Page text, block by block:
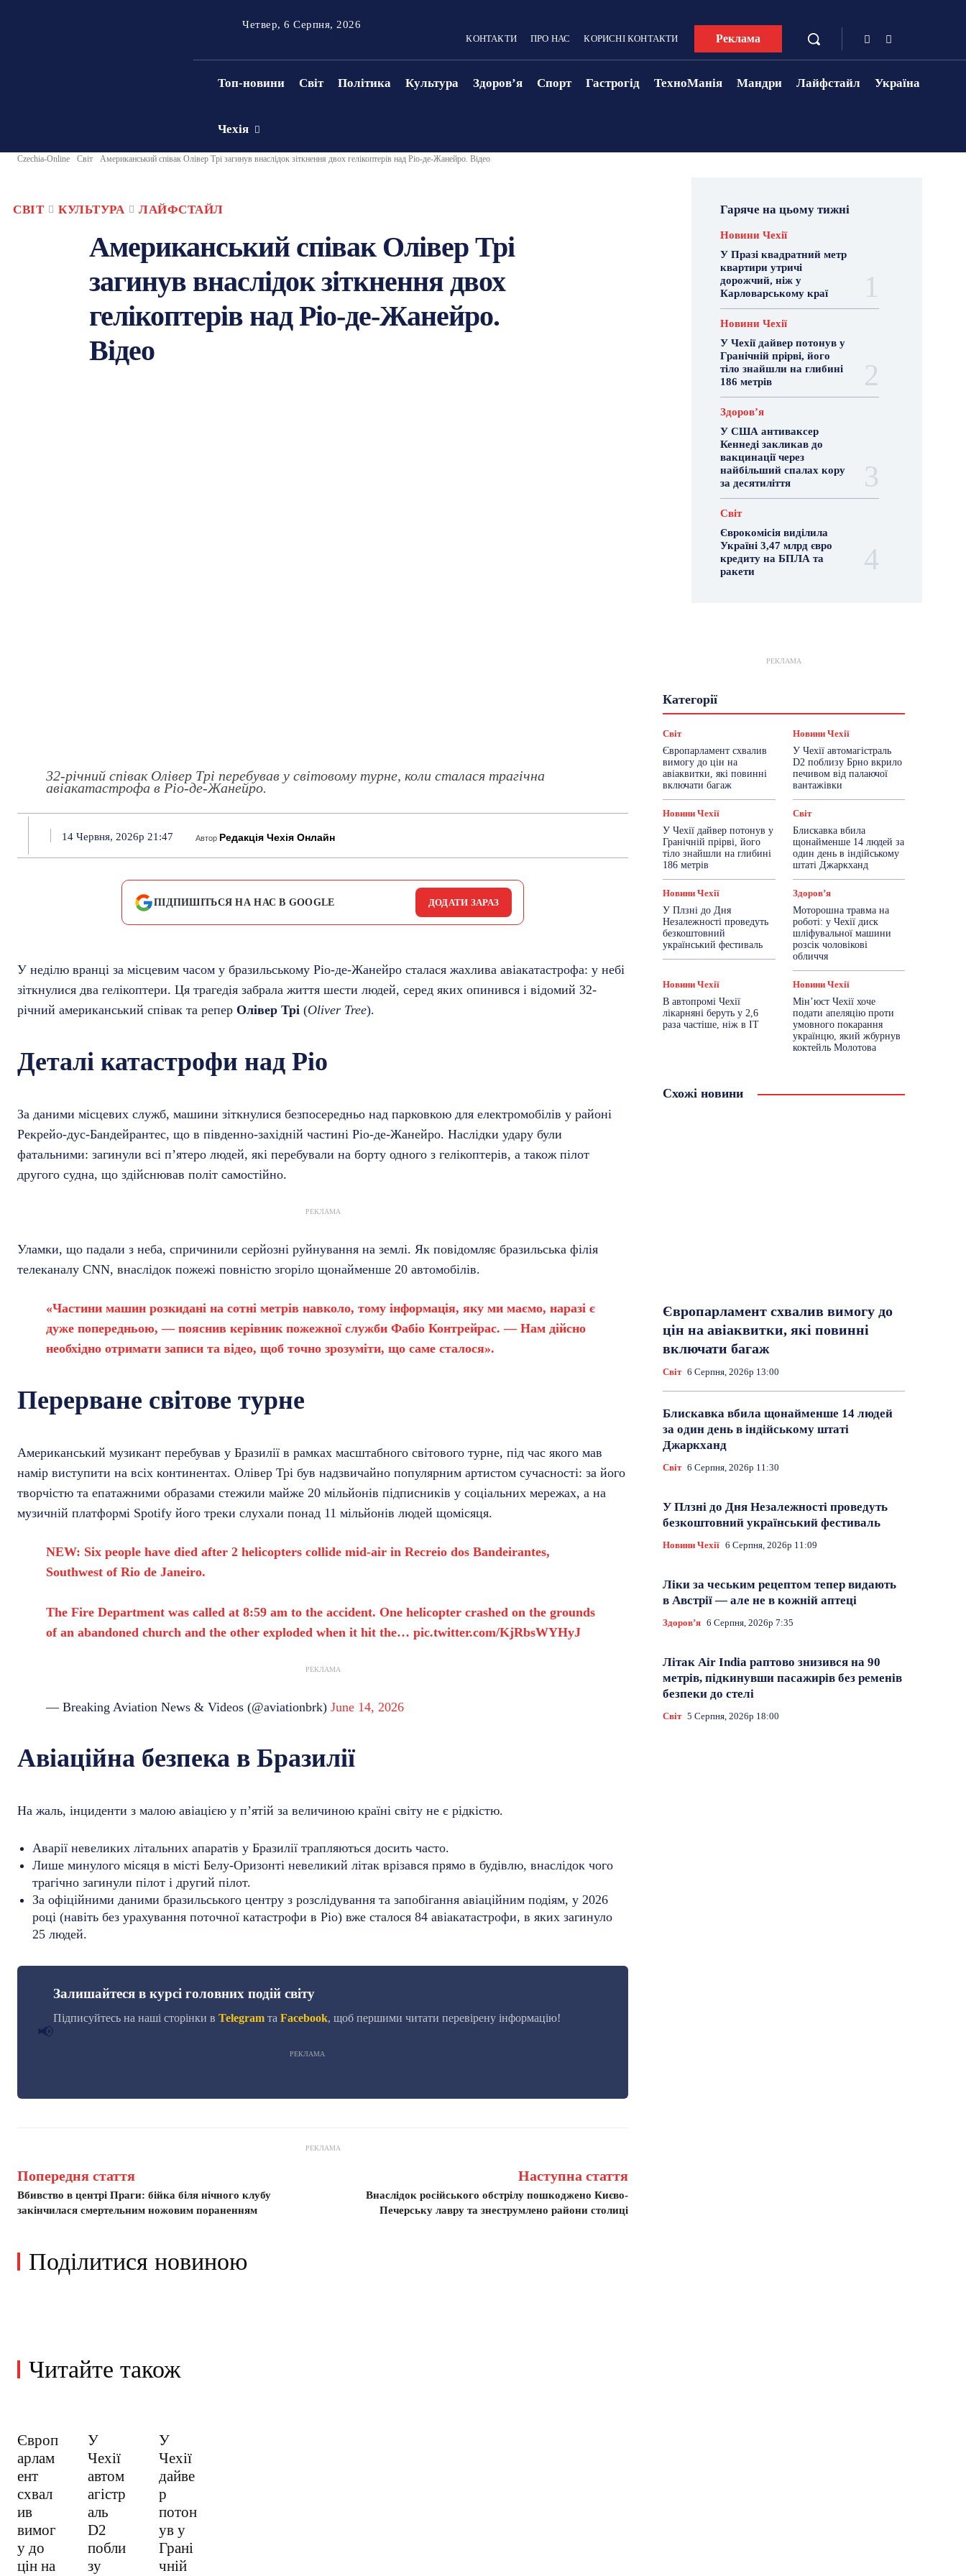
Четвер, 6 Серпня, 2026
КОНТАКТИ ПРО НАС КОРИСНІ КОНТАКТИ Реклама
Топ-новини Світ Політика Культура Здоровʼя Спорт Гастрогід ТехноМанія Мандри Лайфстайл Україна
Чехія
Czechia-Online Світ Американський співак Олівер Трі загинув внаслідок зіткнення двох гелікоптерів над Ріо-де-Жанейро. Відео
СВІТ КУЛЬТУРА ЛАЙФСТАЙЛ
Американський співак Олівер Трі
загинув внаслідок зіткнення двох
гелікоптерів над Ріо-де-Жанейро.
Відео
32-річний співак Олівер Трі перебував у світовому турне, коли сталася трагічна
авіакатастрофа в Ріо-де-Жанейро.
14 Червня, 2026р 21:47 Автор Редакція Чехія Онлайн
ПІДПИШІТЬСЯ НА НАС В GOOGLE ДОДАТИ ЗАРАЗ
У неділю вранці за місцевим часом у бразильському Ріо-де-Жанейро сталася жахлива авіакатастрофа: у небі
зіткнулися два гелікоптери. Ця трагедія забрала життя шести людей, серед яких опинився і відомий 32-
річний американський співак та репер Олівер Трі (Oliver Tree).
Деталі катастрофи над Ріо
За даними місцевих служб, машини зіткнулися безпосередньо над парковкою для електромобілів у районі
Рекрейо-дус-Бандейрантес, що в південно-західній частині Ріо-де-Жанейро. Наслідки удару були
фатальними: загинули всі п’ятеро людей, які перебували на борту одного з гелікоптерів, а також пілот
другого судна, що здійснював політ самостійно.
РЕКЛАМА
Уламки, що падали з неба, спричинили серйозні руйнування на землі. Як повідомляє бразильська філія
телеканалу CNN, внаслідок пожежі повністю згоріло щонайменше 20 автомобілів.
«Частини машин розкидані на сотні метрів навколо, тому інформація, яку ми маємо, наразі є
дуже попередньою, — пояснив керівник пожежної служби Фабіо Контрейрас. — Нам дійсно
необхідно отримати записи та відео, щоб точно зрозуміти, що саме сталося».
Перерване світове турне
Американський музикант перебував у Бразилії в рамках масштабного світового турне, під час якого мав
намір виступити на всіх континентах. Олівер Трі був надзвичайно популярним артистом сучасності: за його
творчістю та епатажними образами стежили майже 20 мільйонів підписників у соціальних мережах, а на
музичній платформі Spotify його треки слухали понад 11 мільйонів людей щомісяця.
NEW: Six people have died after 2 helicopters collide mid-air in Recreio dos Bandeirantes,
Southwest of Rio de Janeiro.
The Fire Department was called at 8:59 am to the accident. One helicopter crashed on the grounds
of an abandoned church and the other exploded when it hit the… pic.twitter.com/KjRbsWYHyJ
РЕКЛАМА
— Breaking Aviation News & Videos (@aviationbrk) June 14, 2026
Авіаційна безпека в Бразилії
На жаль, інциденти з малою авіацією у п’ятій за величиною країні світу не є рідкістю.
Аварії невеликих літальних апаратів у Бразилії трапляються досить часто.
Лише минулого місяця в місті Белу-Оризонті невеликий літак врізався прямо в будівлю, внаслідок чого
трагічно загинули пілот і другий пілот.
За офіційними даними бразильського центру з розслідування та запобігання авіаційним подіям, у 2026
році (навіть без урахування поточної катастрофи в Ріо) вже сталося 84 авіакатастрофи, в яких загинуло
25 людей.
📢
Залишайтеся в курсі головних подій світу
Підписуйтесь на наші сторінки в Telegram та Facebook, щоб першими читати перевірену інформацію!
РЕКЛАМА
РЕКЛАМА
Попередня стаття
Вбивство в центрі Праги: бійка біля нічного клубу
закінчилася смертельним ножовим пораненням
Наступна стаття
Внаслідок російського обстрілу пошкоджено Києво-
Печерську лавру та знеструмлено райони столиці
Поділитися новиною
Читайте також
Європ
арлам
ент
схвал
ив
вимог
у до
цін на
У
Чехії
автом
агістр
аль
D2
побли
зу
У
Чехії
дайве
р
потон
ув у
Грані
чній
Гаряче на цьому тижні
Новини Чехії
У Празі квадратний метр
квартири утричі
дорожчий, ніж у
Карловарському краї
Новини Чехії
У Чехії дайвер потонув у
Гранічній прірві, його
тіло знайшли на глибині
186 метрів
Здоровʼя
У США антиваксер
Кеннеді закликав до
вакцинації через
найбільший спалах кору
за десятиліття
Світ
Єврокомісія виділила
Україні 3,47 млрд євро
кредиту на БПЛА та
ракети
РЕКЛАМА
КатегоріїГастрогід
Знай Чехію
Новини Чехії
Робота
Сад та город
Світ
Спорт ТехноМанія
Топ-новини
Фоторепортаж
Більше
Світ
Європарламент схвалив
вимогу до цін на
авіаквитки, які повинні
включати багаж
Новини Чехії
У Чехії автомагістраль
D2 поблизу Брно вкрило
печивом від палаючої
вантажівки
Новини Чехії
У Чехії дайвер потонув у
Гранічній прірві, його
тіло знайшли на глибині
186 метрів
Світ
Блискавка вбила
щонайменше 14 людей за
один день в індійському
штаті Джаркханд
Новини Чехії
У Плзні до Дня
Незалежності проведуть
безкоштовний
український фестиваль
Здоровʼя
Моторошна травма на
роботі: у Чехії диск
шліфувальної машини
розсік чоловікові
обличчя
Новини Чехії
В автопромі Чехії
лікарняні беруть у 2,6
раза частіше, ніж в ІТ
Новини Чехії
Мін’юст Чехії хоче
подати апеляцію проти
умовного покарання
українцю, який жбурнув
коктейль Молотова
Схожі новини
Європарламент схвалив вимогу до
цін на авіаквитки, які повинні
включати багаж
Світ 6 Серпня, 2026р 13:00
Блискавка вбила щонайменше 14 людей
за один день в індійському штаті
Джаркханд
Світ 6 Серпня, 2026р 11:30
У Плзні до Дня Незалежності проведуть
безкоштовний український фестиваль
Новини Чехії 6 Серпня, 2026р 11:09
Ліки за чеським рецептом тепер видають
в Австрії — але не в кожній аптеці
Здоровʼя 6 Серпня, 2026р 7:35
Літак Air India раптово знизився на 90
метрів, підкинувши пасажирів без ременів
безпеки до стелі
Світ 5 Серпня, 2026р 18:00